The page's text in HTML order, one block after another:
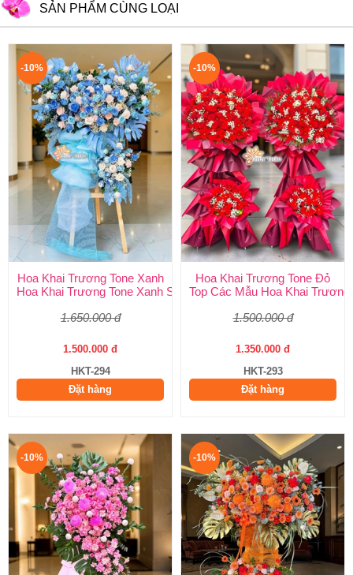
SẢN PHẨM CÙNG LOẠI
-10%
Hoa Khai Trương Tone Xanh
Hoa Khai Trương Tone Xanh Sang Trọng, Độc Đáo | Shop Hoa
1.650.000 đ
1.500.000 đ
HKT-294
Đặt hàng
-10%
Hoa Khai Trương Tone Đỏ
Top Các Mẫu Hoa Khai
1.500.000 đ
1.350.000 đ
HKT-293
Đặt hàng
-10% -10%